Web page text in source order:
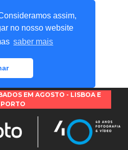
assim,
no nosso website
saber mais
EM AGOSTO - LISBOA E
PORTO